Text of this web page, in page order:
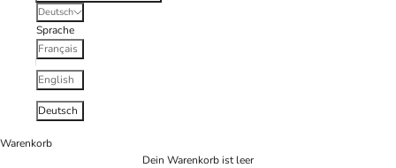
Deutsch
Sprache
Français
English
Deutsch
Warenkorb
Dein Warenkorb ist leer